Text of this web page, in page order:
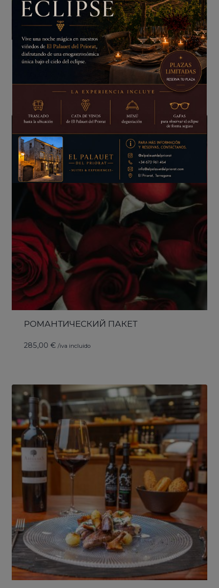
ВИННЫЙ ТУРПАКЕТ
РОМАНТИЧЕСКИЙ ПАКЕТ
285,00 € /iva incluido
Он будет закрыт в14секунд